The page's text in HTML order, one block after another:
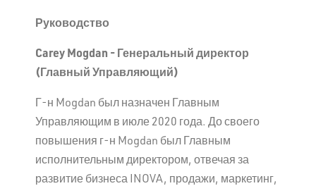
Руководство
CareyMogdan - Генеральный директор
(Главный Управляющий)
Г-н Mogdan был назначен Главным
Управляющим в июле 2020 года. До своего
повышения г-н Mogdan был Главным
исполнительным директором, отвечая за
развитие бизнеса INOVA, продажи, маркетинг,